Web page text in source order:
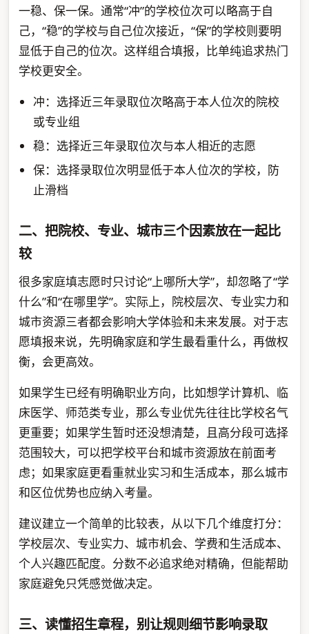
一稳、保一保。通常“冲”的学校位次可以略高于自
己，“稳”的学校与自己位次接近，“保”的学校则要明
显低于自己的位次。这样组合填报，比单纯追求热门
学校更安全。
冲：选择近三年录取位次略高于本人位次的院校
或专业组
稳：选择近三年录取位次与本人相近的志愿
保：选择录取位次明显低于本人位次的学校，防
止滑档
二、把院校、专业、城市三个因素放在一起比
较
很多家庭填志愿时只讨论“上哪所大学”，却忽略了“学
什么”和“在哪里学”。实际上，院校层次、专业实力和
城市资源三者都会影响大学体验和未来发展。对于志
愿填报来说，先明确家庭和学生最看重什么，再做权
衡，会更高效。
如果学生已经有明确职业方向，比如想学计算机、临
床医学、师范类专业，那么专业优先往往比学校名气
更重要；如果学生暂时还没想清楚，且高分段可选择
范围较大，可以把学校平台和城市资源放在前面考
虑；如果家庭更看重就业实习和生活成本，那么城市
和区位优势也应纳入考量。
建议建立一个简单的比较表，从以下几个维度打分：
学校层次、专业实力、城市机会、学费和生活成本、
个人兴趣匹配度。分数不必追求绝对精确，但能帮助
家庭避免只凭感觉做决定。
三、读懂招生章程，别让规则细节影响录取